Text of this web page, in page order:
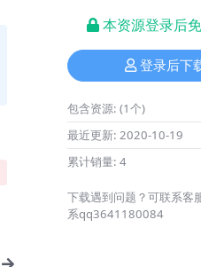
本资源登录后
登录后下
包含资源: (1个)
最近更新: 2020-10-19
累计销量: 4
下载遇到问题？可联系客
系qq3641180084